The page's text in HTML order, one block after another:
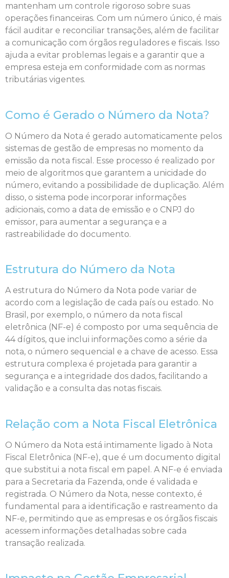
mantenham um controle rigoroso sobre suas
operações financeiras. Com um número único, é mais
fácil auditar e reconciliar transações, além de facilitar
a comunicação com órgãos reguladores e fiscais. Isso
ajuda a evitar problemas legais e a garantir que a
empresa esteja em conformidade com as normas
tributárias vigentes.
Como é Gerado o Número da Nota?
O Número da Nota é gerado automaticamente pelos
sistemas de gestão de empresas no momento da
emissão da nota fiscal. Esse processo é realizado por
meio de algoritmos que garantem a unicidade do
número, evitando a possibilidade de duplicação. Além
disso, o sistema pode incorporar informações
adicionais, como a data de emissão e o CNPJ do
emissor, para aumentar a segurança e a
rastreabilidade do documento.
Estrutura do Número da Nota
A estrutura do Número da Nota pode variar de
acordo com a legislação de cada país ou estado. No
Brasil, por exemplo, o número da nota fiscal
eletrônica (NF-e) é composto por uma sequência de
44 dígitos, que inclui informações como a série da
nota, o número sequencial e a chave de acesso. Essa
estrutura complexa é projetada para garantir a
segurança e a integridade dos dados, facilitando a
validação e a consulta das notas fiscais.
Relação com a Nota Fiscal Eletrônica
O Número da Nota está intimamente ligado à Nota
Fiscal Eletrônica (NF-e), que é um documento digital
que substitui a nota fiscal em papel. A NF-e é enviada
para a Secretaria da Fazenda, onde é validada e
registrada. O Número da Nota, nesse contexto, é
fundamental para a identificação e rastreamento da
NF-e, permitindo que as empresas e os órgãos fiscais
acessem informações detalhadas sobre cada
transação realizada.